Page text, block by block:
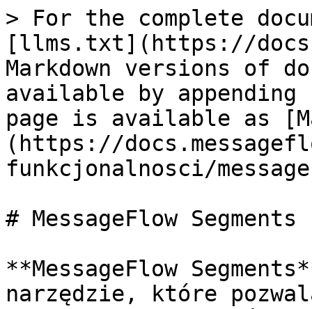
> For the complete
[llms.txt](https://
Markdown versions of
available by
page is available as
(https://
funkcjonalnosci/
# MessageFlow Segments
**MessageFlow
narzędzie, które